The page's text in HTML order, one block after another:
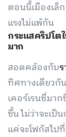
ตอนนี้เมืองเล็
แรงไม่แพ้กัน
กระแสคริปโต
มาก
สอดคล้องกับ
ทิศทางเดียวกั
เคอร์เรนซี่มา
ขึ้น ไม่ว่าจะเป็
แค่จะโฟกัสไป